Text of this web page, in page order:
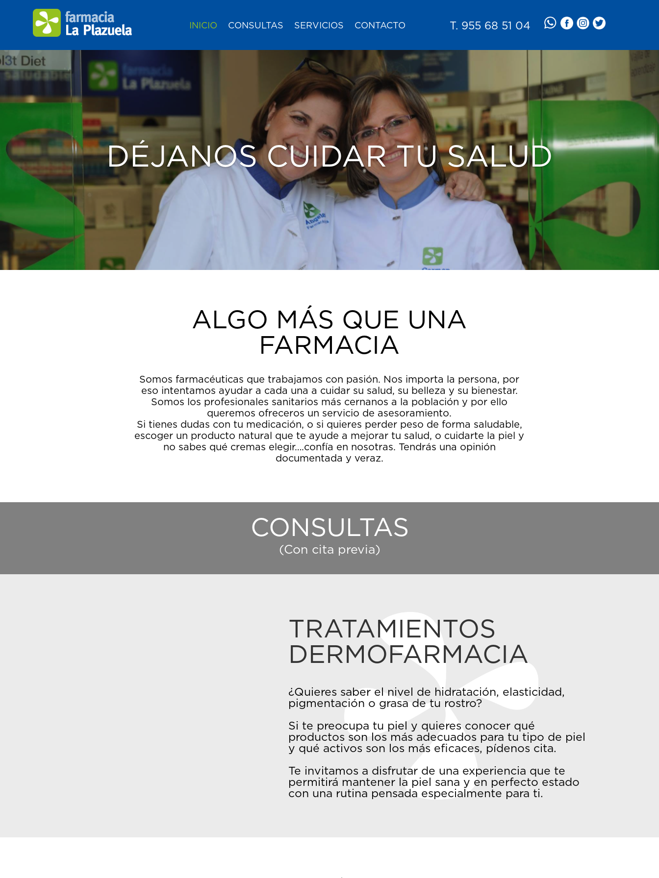
INICIO CONSULTAS SERVICIOS CONTACTO T. 955 68 51 04
DÉJANOS CUIDAR TU SALUD
ALGO MÁS QUE UNA
FARMACIA
Somos farmacéuticas que trabajamos con pasión. Nos importa la persona, por
eso intentamos ayudar a cada una a cuidar su salud, su belleza y su bienestar.
Somos los profesionales sanitarios más cernanos a la población y por ello
queremos ofreceros un servicio de asesoramiento.
Si tienes dudas con tu medicación, o si quieres perder peso de forma saludable,
escoger un producto natural que te ayude a mejorar tu salud, o cuidarte la piel y
no sabes qué cremas elegir….confía en nosotras. Tendrás una opinión
documentada y veraz.
CONSULTAS
(Con cita previa)
TRATAMIENTOS
DERMOFARMACIA
¿Quieres saber el nivel de hidratación, elasticidad,
pigmentación o grasa de tu rostro?
Si te preocupa tu piel y quieres conocer qué
productos son los más adecuados para tu tipo de piel
y qué activos son los más eficaces, pídenos cita.
Te invitamos a disfrutar de una experiencia que te
permitirá mantener la piel sana y en perfecto estado
con una rutina pensada especialmente para ti.